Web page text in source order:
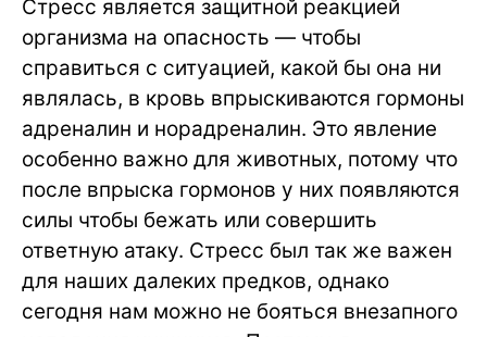
Стресс является защитной реакцией
организма на опасность — чтобы
справиться с ситуацией, какой бы она ни
являлась, в кровь впрыскиваются гормоны
адреналин и норадреналин. Это явление
особенно важно для животных, потому что
после впрыска гормонов у них появляются
силы чтобы бежать или совершить
ответную атаку. Стресс был так же важен
для наших далеких предков, однако
сегодня нам можно не бояться внезапного